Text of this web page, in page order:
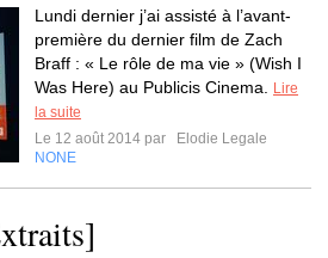
Lundi dernier j’ai assisté à l’avant-
première du dernier film de Zach
Braff : « Le rôle de ma vie » (Wish I
Was Here) au Publicis Cinema.
Lire
la suite
Le 12 août 2014 par
Elodie Legale
NONE